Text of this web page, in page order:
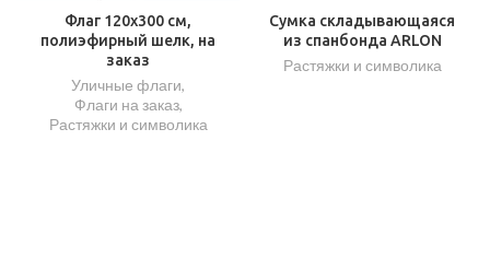
Флаг 120х300 см,
полиэфирный шелк, на
заказ
Уличные флаги,
Флаги на заказ,
Растяжки и символика
Сумка складывающаяся
из спанбонда ARLON
Растяжки и символика